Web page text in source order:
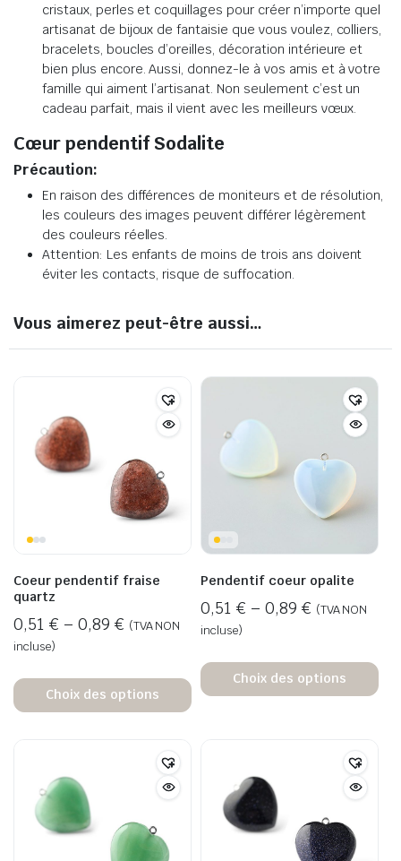
cristaux, perles et coquillages pour créer n’importe quel
artisanat de bijoux de fantaisie que vous voulez, colliers,
bracelets, boucles d’oreilles, décoration intérieure et
bien plus encore. Aussi, donnez-le à vos amis et à votre
famille qui aiment l’artisanat. Non seulement c’est un
cadeau parfait, mais il vient avec les meilleurs vœux.
Cœur pendentif Sodalite
Précaution:
En raison des différences de moniteurs et de résolution,
les couleurs des images peuvent différer légèrement
des couleurs réelles.
Attention: Les enfants de moins de trois ans doivent
éviter les contacts, risque de suffocation.
Vous aimerez peut-être aussi…
Coeur pendentif fraise
quartz
0,51 € – 0,89 € (TVA NON
incluse)
Choix des options
Pendentif coeur opalite
0,51 € – 0,89 € (TVA NON
incluse)
Choix des options